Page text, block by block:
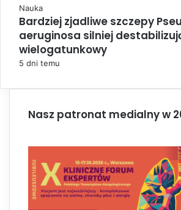
C
l
o
s
e
Nauka
Bardziej zjadliwe szczepy
aeruginosa silniej
wielogatunkowy
5 dni temu
Nasz patronat medialny w